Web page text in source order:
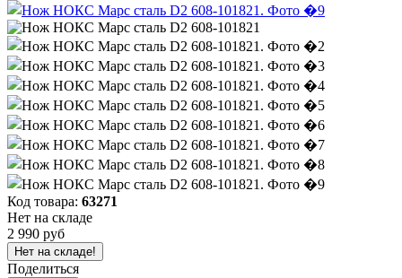
Код товара: 63271
Нет на складе
2 990 руб
Нет на складе!
Поделиться